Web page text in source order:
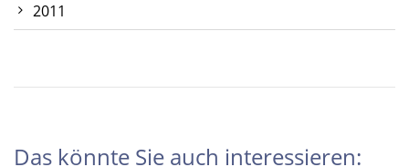
2011
Das könnte Sie auch interessieren: